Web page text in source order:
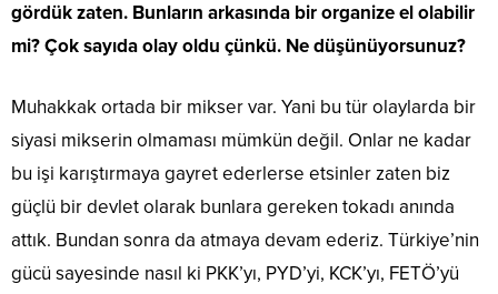
gördük zaten. Bunların arkasında bir organize el olabilir
mi? Çok sayıda olay oldu çünkü. Ne düşünüyorsunuz?
Muhakkak ortada bir mikser var. Yani bu tür olaylarda bir
siyasi mikserin olmaması mümkün değil. Onlar ne kadar
bu işi karıştırmaya gayret ederlerse etsinler zaten biz
güçlü bir devlet olarak bunlara gereken tokadı anında
attık. Bundan sonra da atmaya devam ederiz. Türkiye’nin
gücü sayesinde nasıl ki PKK’yı, PYD’yi, KCK’yı, FETÖ’yü